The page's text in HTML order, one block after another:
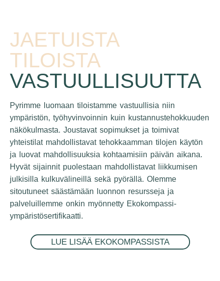
JAETUISTA
TILOISTA
VASTUULLISUUTTA
Pyrimme luomaan tiloistamme vastuullisia niin
ympäristön, työhyvinvoinnin kuin kustannustehokkuuden
näkökulmasta. Joustavat sopimukset ja toimivat
yhteistilat mahdollistavat tehokkaamman tilojen käytön
ja luovat mahdollisuuksia kohtaamisiin päivän aikana.
Hyvät sijainnit puolestaan mahdollistavat liikkumisen
julkisilla kulkuvälineillä sekä pyörällä. Olemme
sitoutuneet säästämään luonnon resursseja ja
palveluillemme onkin myönnetty Ekokompassi-
ympäristösertifikaatti.
LUE LISÄÄ EKOKOMPASSISTA